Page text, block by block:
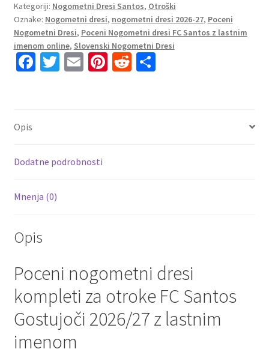
FC
Santos
Gostujoči
2026/27
količina
Kategoriji: Nogometni Dresi Santos, Otroški
Oznake: Nogometni dresi, nogometni dresi 2026-27, Poceni
Nogometni Dresi, Poceni Nogometni dresi FC Santos z lastnim
imenom online, Slovenski Nogometni Dresi
Fa
k
T E Pi R S
Opis
Dodatne podrobnosti
Mnenja (0)
Opis
Poceni nogometni dresi
kompleti za otroke FC Santos
Gostujoči 2026/27 z lastnim
imenom